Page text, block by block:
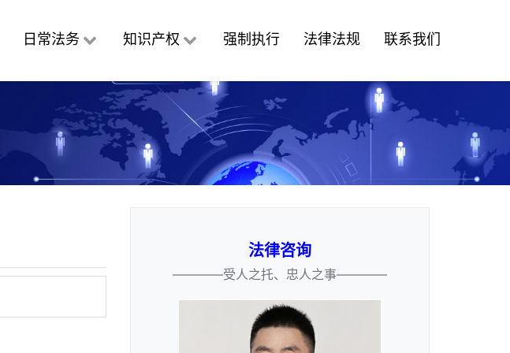
日常法务 知识产权 强制执行 法律法规 联系我们
法律咨询
————受人之托、忠人之事————